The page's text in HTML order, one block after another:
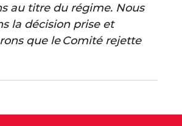
au titre du régime. Nous
la décision prise et
que le Comité rejette